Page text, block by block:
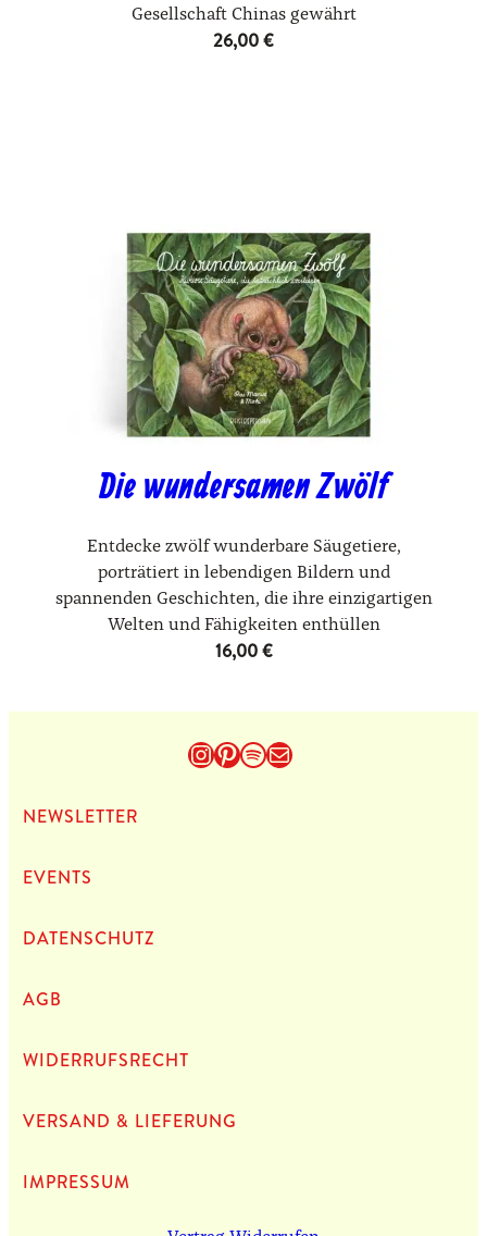
Gesellschaft Chinas gewährt
26,00€
Die wundersamen Zwölf
Entdecke zwölf wunderbare Säugetiere,
porträtiert in lebendigen Bildern und
spannenden Geschichten, die ihre einzigartigen
Welten und Fähigkeiten enthüllen
16,00€
Instagram
Pinterest
Spotify
E-Mail
NEWS­LET­TER
EVENTS
DATEN­SCHUTZ
AGB
WIDERRUFSRECHT
VERSAND & LIEFERUNG
IMPRES­SUM